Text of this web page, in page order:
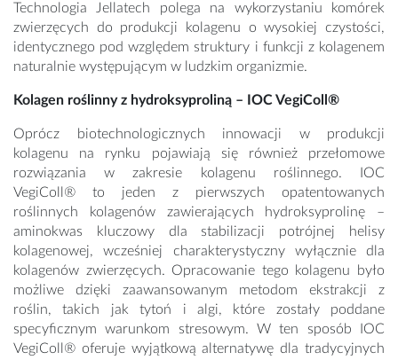
Technologia Jellatech polega na wykorzystaniu komórek
zwierzęcych do produkcji kolagenu o wysokiej czystości,
identycznego pod względem struktury i funkcji z kolagenem
naturalnie występującym w ludzkim organizmie.
Kolagen roślinny z hydroksyproliną – IOC VegiColl®
Oprócz biotechnologicznych innowacji w produkcji
kolagenu na rynku pojawiają się również przełomowe
rozwiązania w zakresie kolagenu roślinnego. IOC
VegiColl® to jeden z pierwszych opatentowanych
roślinnych kolagenów zawierających hydroksyprolinę –
aminokwas kluczowy dla stabilizacji potrójnej helisy
kolagenowej, wcześniej charakterystyczny wyłącznie dla
kolagenów zwierzęcych. Opracowanie tego kolagenu było
możliwe dzięki zaawansowanym metodom ekstrakcji z
roślin, takich jak tytoń i algi, które zostały poddane
specyficznym warunkom stresowym. W ten sposób IOC
VegiColl® oferuje wyjątkową alternatywę dla tradycyjnych